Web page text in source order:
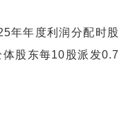
年年度利润分配时股
股东每10股派发0.7